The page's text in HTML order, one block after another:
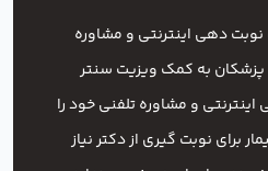
دهی اینترنتی و مشاوره
پزشکان به کمک ویزیت سنتر
و مشاوره تلفنی خود را
برای نوبت گیری از دکتر نیاز